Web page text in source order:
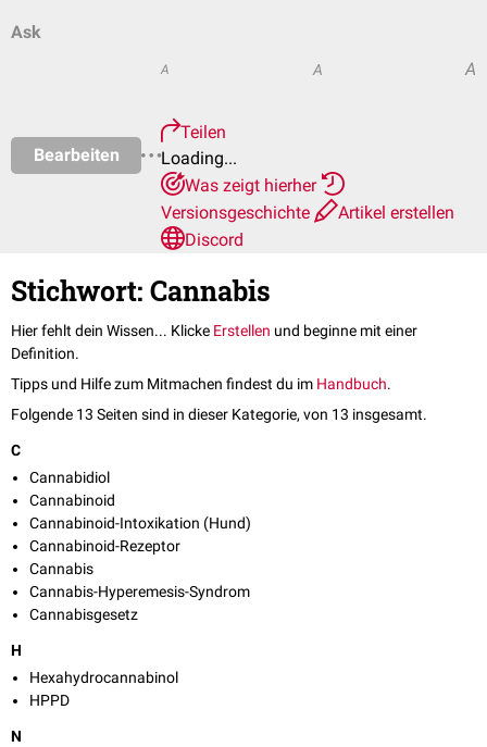
Ask
Bearbeiten
A A A
Teilen
Loading...
Was zeigt hierher
Versionsgeschichte
Artikel erstellen
Discord
Stichwort: Cannabis
Hier fehlt dein Wissen... Klicke Erstellen und beginne mit einer
Definition.
Tipps und Hilfe zum Mitmachen findest du im Handbuch.
Folgende 13 Seiten sind in dieser Kategorie, von 13 insgesamt.
C
Cannabidiol
Cannabinoid
Cannabinoid-Intoxikation (Hund)
Cannabinoid-Rezeptor
Cannabis
Cannabis-Hyperemesis-Syndrom
Cannabisgesetz
H
Hexahydrocannabinol
HPPD
N